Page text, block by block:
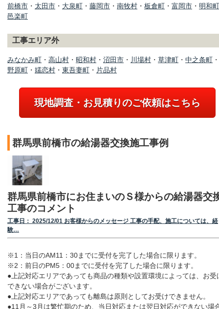
前橋市 ・ 太田市 ・ 大泉町 ・ 藤岡市 ・ 南牧村 ・ 板倉町 ・ 富岡市 ・ 明和町
邑楽町
工事エリア外
みなかみ町 ・ 高山村 ・ 昭和村 ・ 沼田市 ・ 川場村 ・ 草津町 ・ 中之条町 ・
野原町 ・ 嬬恋村 ・ 東吾妻町 ・ 片品村
現地調査・お見積りのご依頼はこちら
群馬県前橋市の給湯器交換施工事例
群馬県前橋市にお住まいのＳ様からの給湯器交
工事のコメント
工事日： 2025/12/01 お客様からのメッセージ 工事の手配、施工については、経
験…
※1：当日のAM11：30までに受付を完了した場合に限ります。
※2：前日のPM5：00までに受付を完了した場合に限ります。
●上記対応エリアであっても商品の種類や設置環境によっては、お受
できない場合がございます。
●上記対応エリアであっても離島は原則としてお受けできません。
●11月～3月は繁忙期のため、当日対応または翌日対応ができない場